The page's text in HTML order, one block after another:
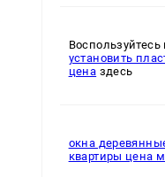
установить
цена здесь
окна
квартиры цена